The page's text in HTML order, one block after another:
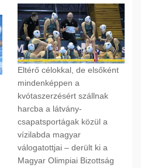
Eltérő célokkal, de elsőként
mindenképpen a
kvótaszerzésért szállnak
harcba a látvány-
csapatsportágak közül a
vízilabda magyar
válogatottjai – derült ki a
Magyar Olimpiai Bizottság